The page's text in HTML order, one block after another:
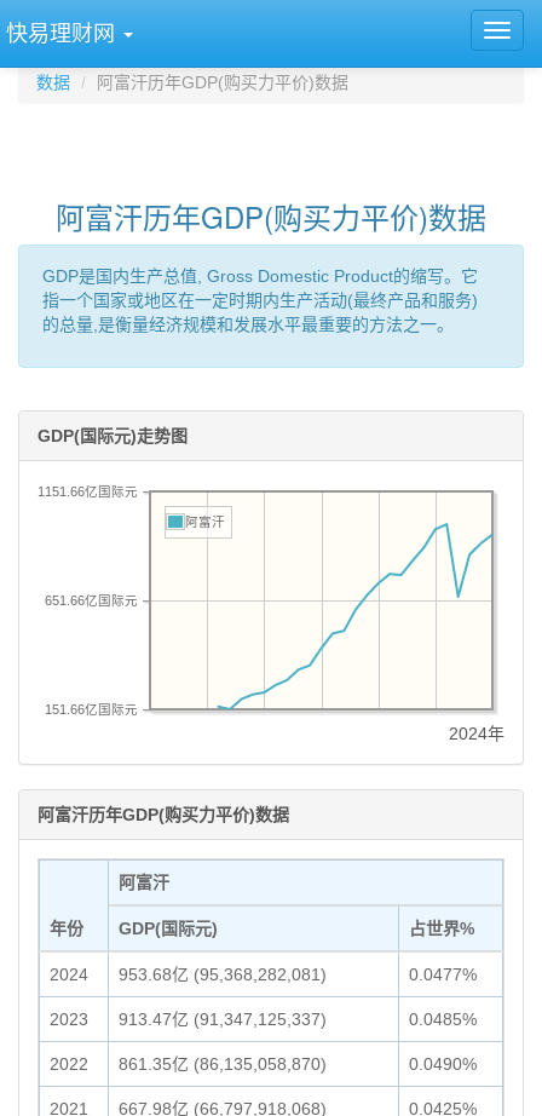
快易理财网
数据 阿富汗历年GDP(购买力平价)数据
阿富汗历年GDP(购买力平价)数据
GDP是国内生产总值, Gross Domestic Product的缩写。它
指一个国家或地区在一定时期内生产活动(最终产品和服务)
的总量,是衡量经济规模和发展水平最重要的方法之一。
GDP(国际元)走势图
151.66亿国际元
651.66亿国际元
1151.66亿国际元
阿富汗
2024年
阿富汗历年GDP(购买力平价)数据
年份
阿富汗
GDP(国际元) 占世界%
2024 953.68亿 (95,368,282,081) 0.0477%
2023 913.47亿 (91,347,125,337) 0.0485%
2022 861.35亿 (86,135,058,870) 0.0490%
2021 667.98亿 (66,797,918,068) 0.0425%